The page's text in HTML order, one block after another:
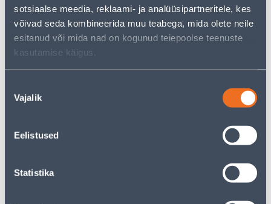
sotsiaalse meedia, reklaami- ja analüüsipartneritele, kes
võivad seda kombineerida muu teabega, mida olete neile
esitanud või mida nad on kogunud teiepoolse teenuste
kasutamise käigus.
valik
Vajalik
Eelistused
Statistika
LÜLITI 1-NE RIST
KAMPAANIA
LÜLITI 2-NE VEKSEL
SEDNA DESIGN ALU